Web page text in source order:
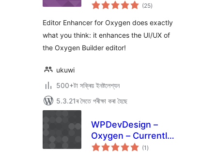
(25টা
মুঠ)
Editor Enhancer for Oxygen does exactly
what you think: it enhances the UI/UX of
the Oxygen Builder editor!
ukuwi
500+টা সক্ৰিয় ইনষ্টলেশ্যন
5.3.21ৰ সৈতে পৰীক্ষা কৰা হৈছে
WPDevDesign –
Oxygen – Currently
Editing
(1 টা
মুঠ)